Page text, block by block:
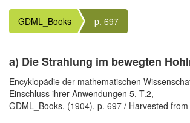
GDML_Books p. 697
a) Die Strahlung im bewegten
Encyklopädie der mathematischen
Einschluss ihrer Anwendungen 5, T.2,
GDML_Books, (1904), p. 697 / Harvested from